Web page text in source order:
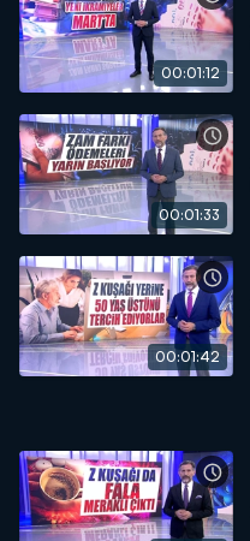
00:01:12
00:01:33
00:01:42